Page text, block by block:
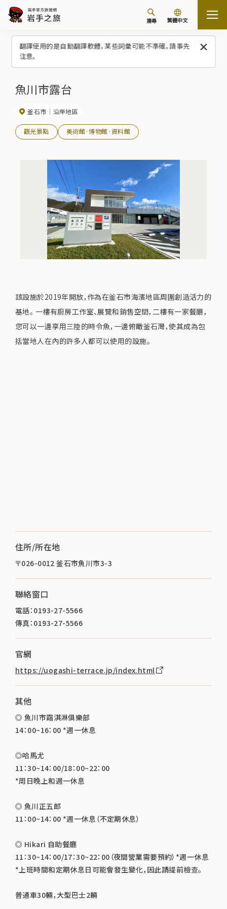
翻譯使用的是自動翻譯軟體，某些詞彙可能不準確。請事先
注意。
搜尋 繁體中文
魚川市露台
釜石市 沿岸地區
觀光景點 美術館·博物館·資料館
該設施於2019年開放，作為在釜石市海濱地區周圍創造活力的
基地。 一樓有廚房工作室、展覽和銷售空間，二樓有一家餐廳，
您可以一邊享用三陸的時令魚，一邊俯瞰釜石灣，使其成為包
括當地人在內的許多人都可以使用的設施。
住所/所在地
〒026-0012 釜石市魚川市3-3
聯絡窗口
電話：0193-27-5566
傳真：0193-27-5566
官網
https://uogashi-terrace.jp/index.html
其他
◎ 魚川市霜淇淋俱樂部
14：00~16：00 *週一休息
◎哈馬尤
11：30~14：00/18：00~22：00
*周日晚上和週一休息
◎ 魚川正五郎
11：00~14：00 *週一休息（不定期休息）
◎ Hikari 自助餐廳
11：30~14：00/17：30~22：00（夜間營業需要預約）*週一休息
*上班時間和定期休息日可能會發生變化，因此請提前檢查。
普通車30輛，大型巴士2輛